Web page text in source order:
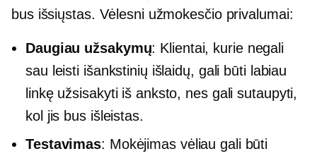
bus išsiųstas. Vėlesni užmokesčio privalumai:
Daugiau užsakymų: Klientai, kurie negali
sau leisti išankstinių išlaidų, gali būti labiau
linkę užsisakyti iš anksto, nes gali sutaupyti,
kol jis bus išleistas.
Testavimas: Mokėjimas vėliau gali būti